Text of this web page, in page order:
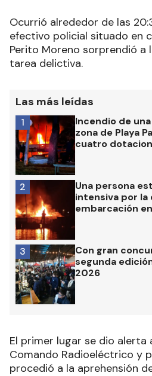
Ocurrió alrededor de las
efectivo policial situado en
Perito Moreno sorprendió a
tarea delictiva.
Las más leídas
Incendio de
zona de Playa
cuatro
1
Una persona
intensiva por la
embarcación
2
Con gran
segunda
2026
3
El primer lugar se dio alerta
Comando Radioeléctrico y
procedió a la aprehensión